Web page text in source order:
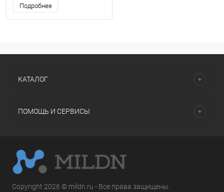
Подробнее
КАТАЛОГ
ПОМОЩЬ И СЕРВИСЫ
Copyright 2026 © mildn.ru - Все права защищены.